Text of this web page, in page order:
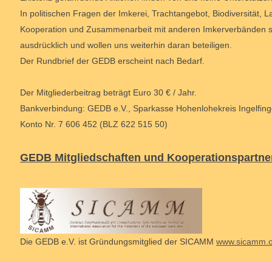
In politischen Fragen der Imkerei, Trachtangebot, Biodiversität,
Kooperation und Zusammenarbeit mit anderen
ausdrücklich und wollen uns weiterhin daran beteiligen.
Der Rundbrief der GEDB erscheint nach Bedarf.
Der Mitgliederbeitrag beträgt Euro 30 € / Jahr.
Bankverbindung: GEDB e.V., Sparkasse Hohenlohekreis
Konto Nr. 7 606 452 (BLZ 622 515 50)
GEDB Mitgliedschaften und
Die GEDB e.V. ist Gründungsmitglied der SICAMM